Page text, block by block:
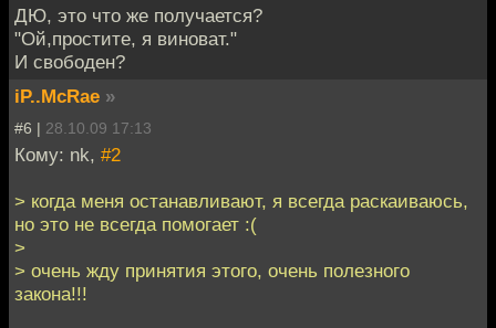
ДЮ, это что же получается?
"Ой,простите, я виноват."
И свободен?
iP..McRae »
#6 | 28.10.09 17:13
Кому: nk, #2
> когда меня останавливают, я всегда раскаиваюсь,
но это не всегда помогает :(
>
> очень жду принятия этого, очень полезного
закона!!!